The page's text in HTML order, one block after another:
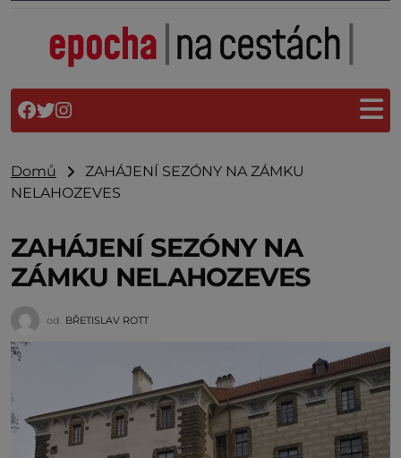
Domů
ZAHÁJENÍ SEZÓNY NA ZÁMKU
NELAHOZEVES
ZAHÁJENÍ SEZÓNY NA
ZÁMKU NELAHOZEVES
od BŘETISLAV ROTT